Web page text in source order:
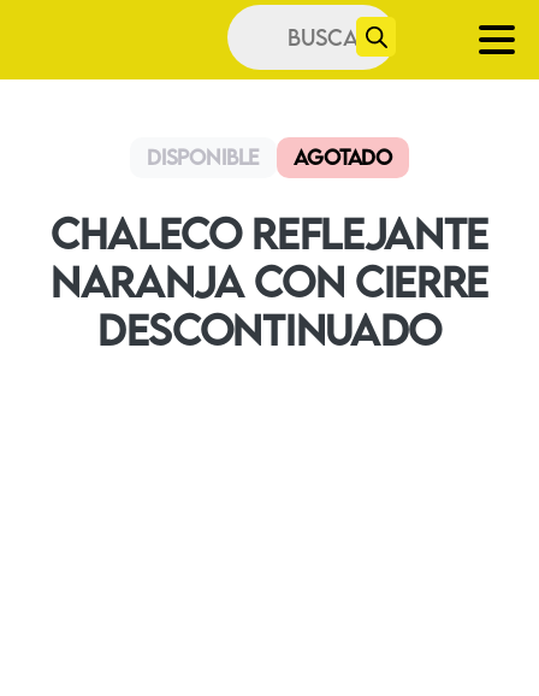
Búsqueda
de
productos
Disponible Agotado
Chaleco Reflejante
Naranja Con Cierre
DESCONTINUADO